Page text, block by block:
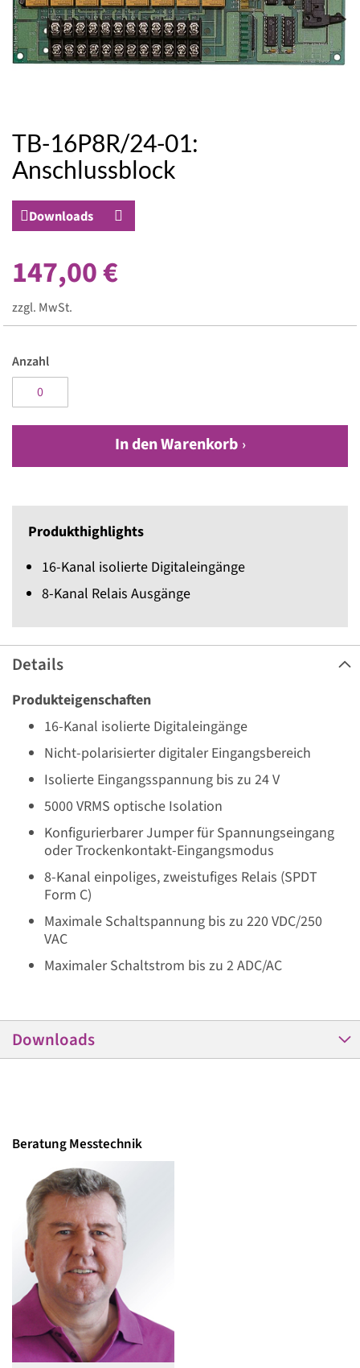
TB-16P8R/24-01:
Anschlussblock
Downloads
147,00 €
zzgl. MwSt.
Anzahl
In den Warenkorb
Produkthighlights
16-Kanal isolierte Digitaleingänge
8-Kanal Relais Ausgänge
Zum
Anfang
der
springen
Details
Produkteigenschaften
16-Kanal isolierte Digitaleingänge
Nicht-polarisierter digitaler Eingangsbereich
Isolierte Eingangsspannung bis zu 24 V
5000 VRMS optische Isolation
Konfigurierbarer Jumper für Spannungseingang
oder Trockenkontakt-Eingangsmodus
8-Kanal einpoliges, zweistufiges Relais (SPDT
Form C)
Maximale Schaltspannung bis zu 220 VDC/250
VAC
Maximaler Schaltstrom bis zu 2 ADC/AC
Downloads
Beratung Messtechnik